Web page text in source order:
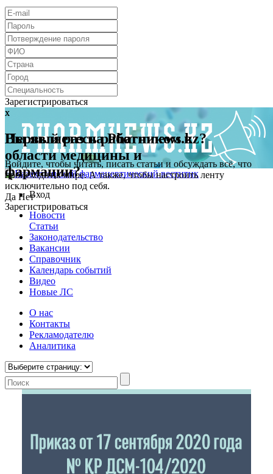
Зарегистрироваться
x
Первый раз на Pharmnews.kz?
Войдите, чтобы читать, писать статьи и обсуждать всё, что
происходит в мире. А также, чтобы настроить ленту
исключительно под себя.
Зарегистрироваться
x
Вы являетесь работником в
области медицины и
фармации?
Да НетВход
Новости
Статьи
Законодательство
Вакансии
Справочник
Календарь событий
Видео
Новые ЛС
О нас
Контакты
Рекламодателю
Аналитика